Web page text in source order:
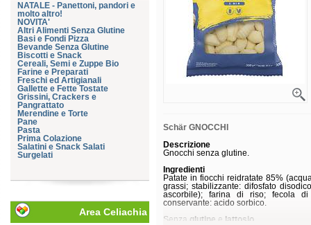
NATALE - Panettoni, pandori e
molto altro!
NOVITA'
Altri Alimenti Senza Glutine
Basi e Fondi Pizza
Bevande Senza Glutine
Biscotti e Snack
Cereali, Semi e Zuppe Bio
Farine e Preparati
Freschi ed Artigianali
Gallette e Fette Tostate
Grissini, Crackers e
Pangrattato
Merendine e Torte
Pane
Pasta
Prima Colazione
Salatini e Snack Salati
Surgelati
Area Celiachia
Schär GNOCCHI
Descrizione
Gnocchi senza glutine.
Ingredienti
Patate in fiocchi reidratate 85%
grassi; stabilizzante: difosfato
ascorbile); farina di riso; fecola
conservante: acido sorbico.
Senza glutine e lattosio